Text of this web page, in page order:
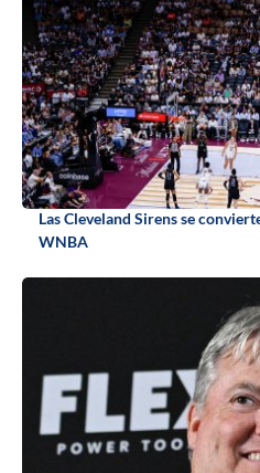
Las Cleveland Sirens se
WNBA